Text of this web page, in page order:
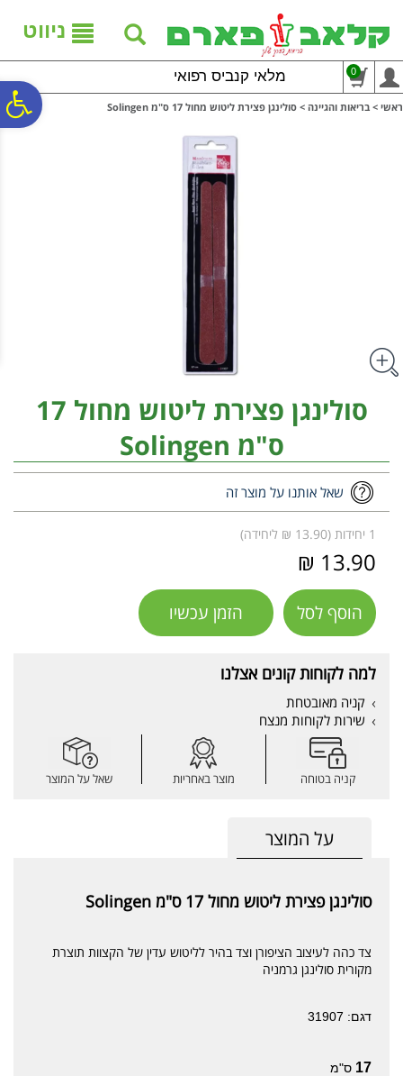
נגישות
אתר
המרכזי
ניווט
מלאי קנביס רפואי 0
ראשי > בריאות והגיינה > סולינגן פצירת ליטוש מחול 17 ס"מ Solingen
סולינגן פצירת ליטוש מחול 17
ס"מ Solingen
שאל אותנו על מוצר זה
1 יחידות (13.90 ₪ ליחידה)
13.90 ₪
הוסף לסל הזמן עכשיו
למה לקוחות קונים אצלנו
קניה מאובטחת
שירות לקוחות מנצח
קניה בטוחה מוצר באחריות שאל על המוצר
על המוצר
סולינגן פצירת ליטוש מחול 17 ס"מ Solingen
צד כהה לעיצוב הציפורן וצד בהיר לליטוש עדין של הקצוות תוצרת
מקורית סולינגן גרמניה
דגם: 31907
17 ס"מ